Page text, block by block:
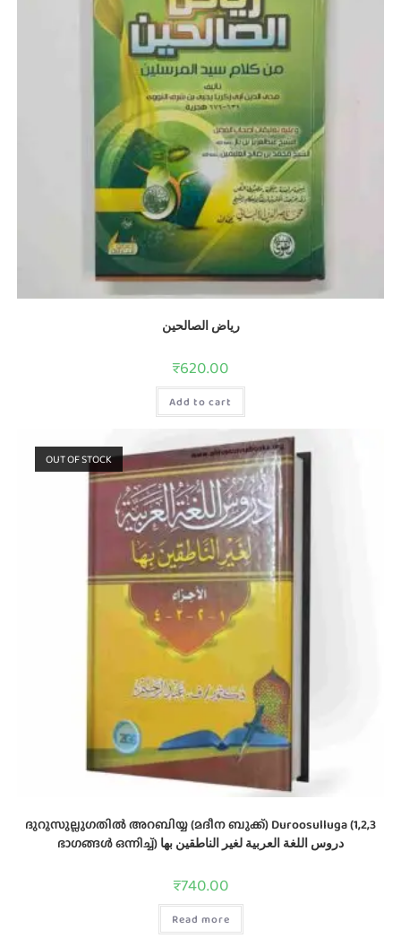
رياض الصالحين
₹620.00
Add to cart
OUT OF STOCK
ദുറൂസുല്ലുഗതിൽ അറബിയ്യ (മദീന ബുക്ക്) Duroosulluga (1,2,3
ഭാഗങ്ങൾ ഒന്നിച്ച്) دروس اللغة العربية لغير الناطقين بها
₹740.00
Read more